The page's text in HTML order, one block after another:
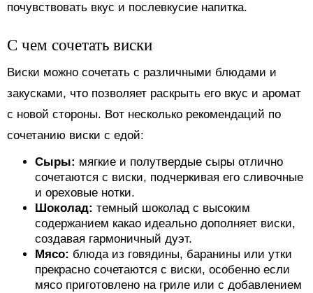
почувствовать вкус и послевкусие напитка.
С чем сочетать виски
Виски можно сочетать с различными блюдами и
закусками, что позволяет раскрыть его вкус и аромат
с новой стороны. Вот несколько рекомендаций по
сочетанию виски с едой:
Сыры: мягкие и полутвердые сыры отлично
сочетаются с виски, подчеркивая его сливочные
и ореховые нотки.
Шоколад: темный шоколад с высоким
содержанием какао идеально дополняет виски,
создавая гармоничный дуэт.
Мясо: блюда из говядины, баранины или утки
прекрасно сочетаются с виски, особенно если
мясо приготовлено на гриле или с добавлением